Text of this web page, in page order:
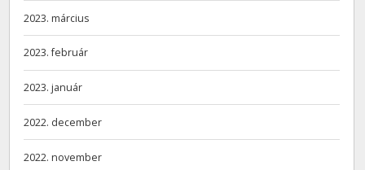
2023. március
2023. február
2023. január
2022. december
2022. november